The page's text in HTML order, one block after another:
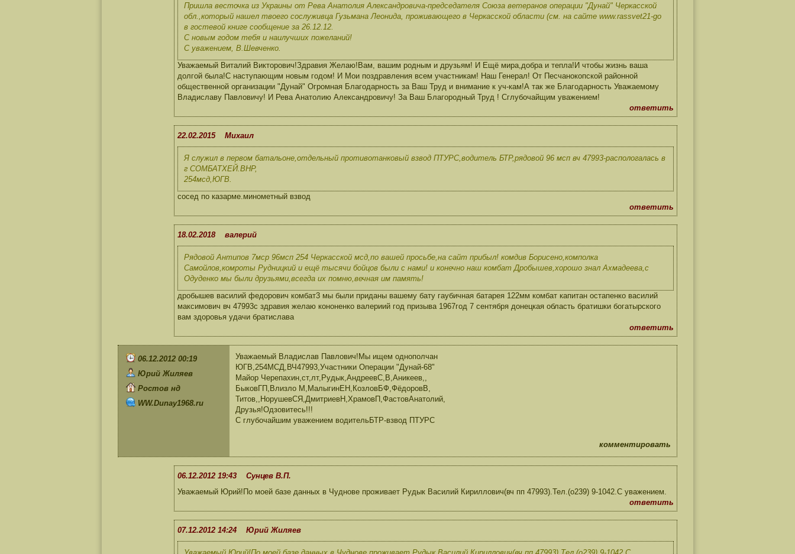
Пришла весточка из Украины от Рева Анатолия Александровича-председателя Союза ветеранов операции "Дунай" Черкасской
обл.,который нашел твоего сослуживца Гузьмана Леонида, проживающего в Черкасской области (см. на сайте www.rassvet21-go
в гостевой книге сообщение за 26.12.12.
С новым годом тебя и наилучших пожеланий!
С уважением, В.Шевченко.
Уважаемый Виталий Викторович!Здравия Желаю!Вам, вашим родным и друзьям! И Ещё мира,добра и тепла!И чтобы жизнь ваша
долгой была!С наступающим новым годом! И Мои поздравления всем участникам! Наш Генерал! От Песчанокопской районной
общественной организации "Дунай" Огромная Благодарность за Ваш Труд и внимание к уч-кам!А так же Благодарность Уважаемому
Владиславу Павловичу! И Рева Анатолию Александровичу! За Ваш Благородный Труд ! Сглубочайщим уважением!
ответить
22.02.2015 Михаил
Я служил в первом батальоне,отдельный противотанковый взвод ПТУРС,водитель БТР,рядовой 96 мсп вч 47993-распологалась в
г СОМБАТХЕЙ.ВНР,
254мсд,ЮГВ.
сосед по казарме.минометный взвод
ответить
18.02.2018 валерий
Рядовой Антипов 7мср 96мсп 254 Черкасской мсд,по вашей просьбе,на сайт прибыл! комдив Борисено,комполка
Самойлов,комроты Рудницкий и ещё тысячи бойцов были с нами! и конечно наш комбат Дробышев,хорошо знал Ахмадеева,с
Одуденко мы были друзьями,всегда их помню,вечная им память!
дробышев василий федорович комбат3 мы были приданы вашему бату гаубичная батарея 122мм комбат капитан остапенко василий
максимович вч 47993с здравия желаю кононенко валериий год призыва 1967год 7 сентября донецкая область братишки богатырского
вам здоровья удачи братислава
ответить
06.12.2012 00:19
Юрий Жиляев
Ростов нд
WW.Dunay1968.ru
Уважаемый Владислав Павлович!Мы ищем однополчан
ЮГВ,254МСД,ВЧ47993,Участники Операции "Дунай-68"
Майор Черепахин,ст,лт,Рудык,АндреевС,В,Аникеев,,
БыковГП,Влизло М,МалыгинЕН,КозловБФ,ФёдоровВ,
Титов,,НорушевСЯ,ДмитриевН,ХрамовП,ФастовАнатолий,
Друзья!Одзовитесь!!!
С глубочайшим уважением водительБТР-взвод ПТУРС
комментировать
06.12.2012 19:43 Сунцев В.П.
Уважаемый Юрий!По моей базе данных в Чуднове проживает Рудык Василий Кириллович(вч пп 47993).Тел.(о239) 9-1042.С уважением.
ответить
07.12.2012 14:24 Юрий Жиляев